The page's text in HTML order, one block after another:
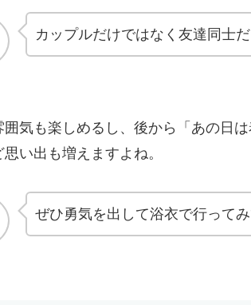
カップルだけではなく友達同士
囲気も楽しめるし、後から「あの日
思い出も増えますよね。
ぜひ勇気を出して浴衣で行ってみ